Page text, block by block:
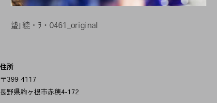
稿
ナ
蟄｣貔・ｦ・0461_original
住所
〒399-4117
長野県駒ヶ根市赤穂4-172